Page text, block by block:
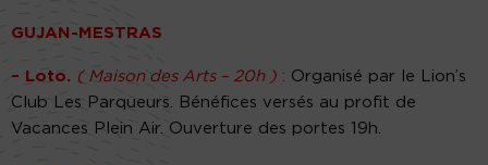
GUJAN-MESTRAS
– Loto. ( Maison des Arts – 20h ) : Organisé par le Lion’s
Club Les Parqueurs. Bénéfices versés au profit de
Vacances Plein Air. Ouverture des portes 19h.